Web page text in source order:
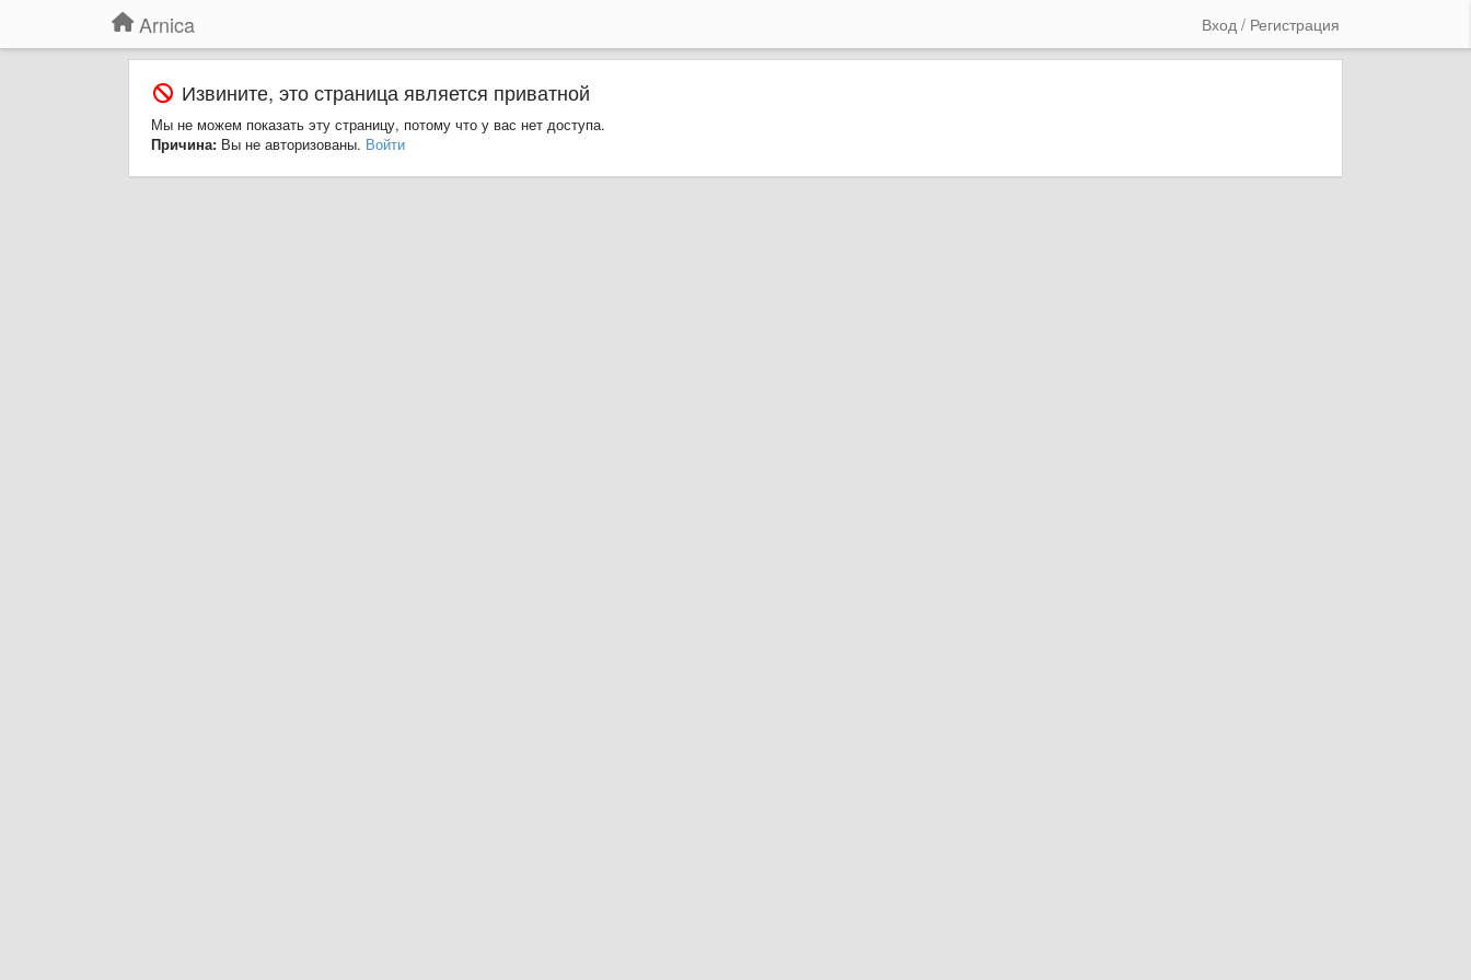
Arnica Вход / Регистрация
Извините, это страница является приватной
Мы не можем показать эту страницу, потому что у вас нет доступа.
Причина: Вы не авторизованы. Войти